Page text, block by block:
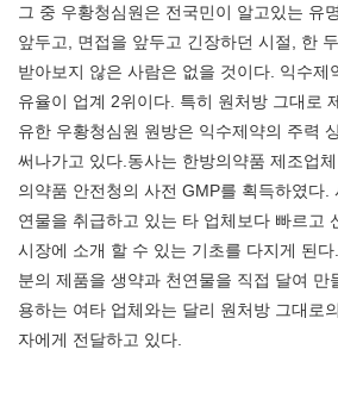
그 중 우황청심원은 전국민이 알고있는 유
앞두고, 면접을 앞두고 긴장하던 시절, 한
받아보지 않은 사람은 없을 것이다. 익수제
유율이 업계 2위이다. 특히 원처방 그대로
유한 우황청심원 원방은 익수제약의 주력
써나가고 있다.동사는 한방의약품 제조업
의약품 안전청의 사전 GMP를 획득하였다.
연물을 취급하고 있는 타 업체보다 빠르고
시장에 소개 할 수 있는 기초를 다지게 된
분의 제품을 생약과 천연물을 직접 달여 만
용하는 여타 업체와는 달리 원처방 그대로
자에게 전달하고 있다.